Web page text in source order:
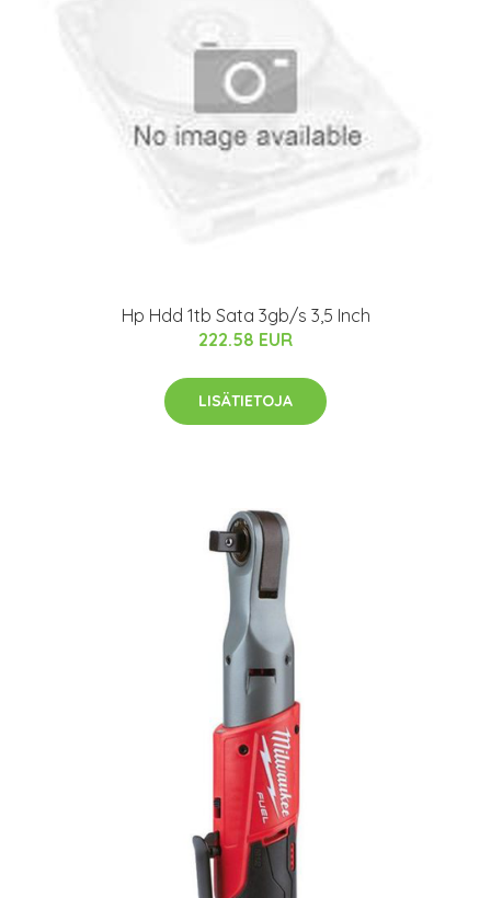
Hp Hdd 1tb Sata 3gb/s 3,5 Inch
222.58 EUR
LISÄTIETOJA